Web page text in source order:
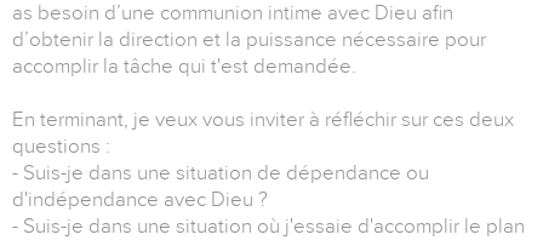
as besoin d’une communion intime avec Dieu afin
d’obtenir la direction et la puissance nécessaire pour
accomplir la tâche qui t'est demandée.
En terminant, je veux vous inviter à réfléchir sur ces deux
questions :
- Suis-je dans une situation de dépendance ou
d'indépendance avec Dieu ?
- Suis-je dans une situation où j'essaie d'accomplir le plan